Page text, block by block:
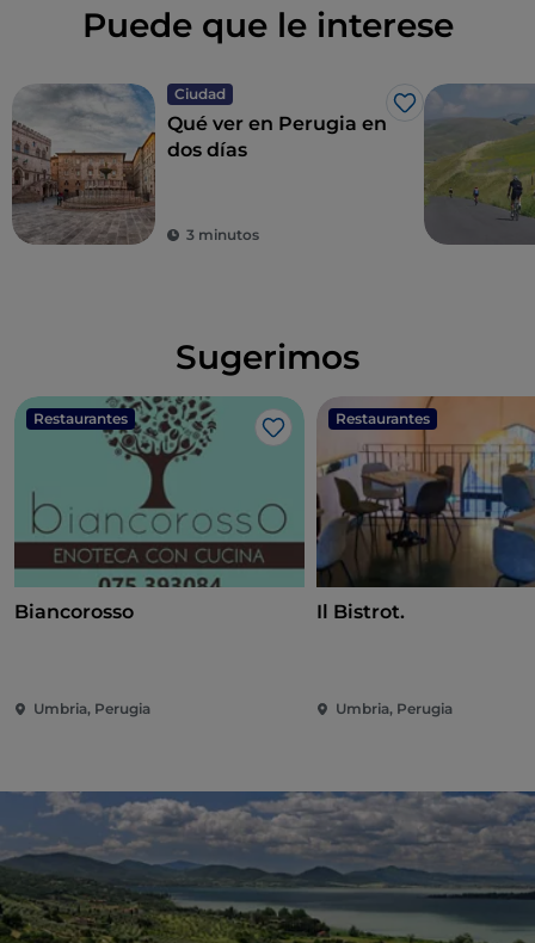
Puede que le interese
Ciudad
Me gusta
Qué ver en Perugia en
dos días
3 minutos
Sugerimos
Restaurantes
Me gusta
Biancorosso
Umbria, Perugia
Restaurantes
Il Bistrot.
Umbria, Perugia